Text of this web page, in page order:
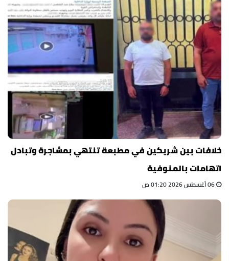
خلافات بين شريكين في مطبعة تنتهي بمشاجرة وتبادل
اتهامات بالمنوفية